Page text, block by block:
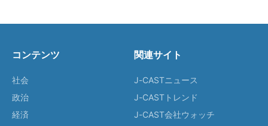
コンテンツ
社会
政治
経済
関連サイト
J-CASTニュース
J-CASTトレンド
J-CAST会社ウォッチ